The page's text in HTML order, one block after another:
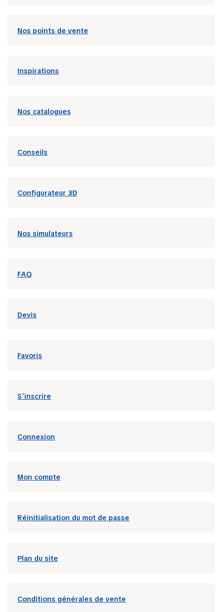
Nos points de vente
Inspirations
Nos catalogues
Conseils
Configurateur 3D
Nos simulateurs
FAQ
Devis
Favoris
S’inscrire
Connexion
Mon compte
Réinitialisation du mot de passe
Plan du site
Conditions générales de vente